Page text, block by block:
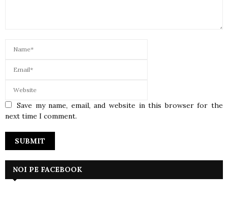
Save my name, email, and website in this browser for the
next time I comment.
NOI PE FACEBOOK